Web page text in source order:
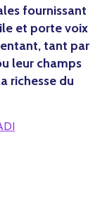
fournissant
et porte voix
tant par
leur champs
richesse du